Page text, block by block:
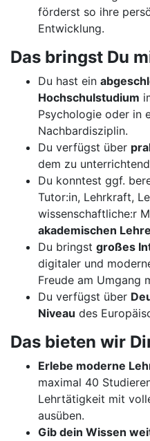
förderst so ihre
Entwicklung.
Das bringst Du
Du hast ein
Hochschulstudium
Psychologie oder in
Nachbardisziplin.
Du verfügst über
dem zu
Du konntest ggf.
Tutor:in, Lehrkraft,
wissenschaftliche:r
akademischen Lehre
Du bringst großes
digitaler und
Freude am Umgang
Du verfügst über
Niveau des
Das bieten wir
Erlebe moderne
maximal 40
Lehrtätigkeit mit
ausüben.
Gib dein Wissen